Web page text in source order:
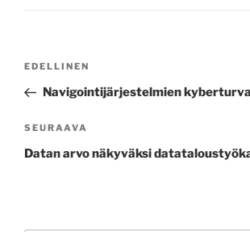
Edellinen
artikkeli
EDELLINEN
Navigointijärjestelmien
Seuraava
artikkeli
SEURAAVA
Datan arvo näkyväksi